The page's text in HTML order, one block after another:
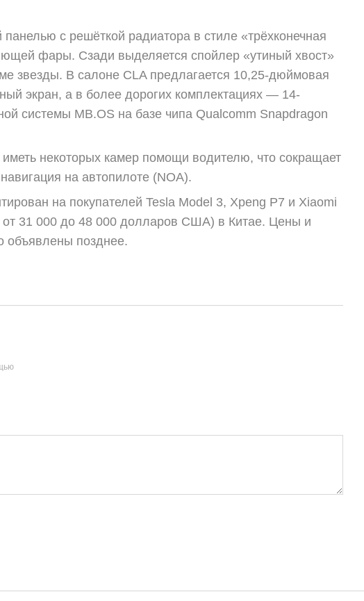
с решёткой радиатора в стиле «трёхконечная
фары. Сзади выделяется спойлер «утиный хвост»
звезды. В салоне CLA предлагается 10,25-дюймовая
экран, а в более дорогих комплектациях — 14-
системы MB.OS на базе чипа Qualcomm Snapdragon
некоторых камер помощи водителю, что сокращает
на автопилоте (NOA).
на покупателей Tesla Model 3, Xpeng P7 и Xiaomi
31 000 до 48 000 долларов США) в Китае. Цены и
объявлены позднее.